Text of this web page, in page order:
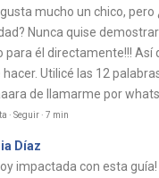
mucho un chico, pero
Nunca quise
para él directamente!!! Así
hacer. Utilicé las 12
de llamarme por
· Seguir · 7 min
Díaz
impactada con esta